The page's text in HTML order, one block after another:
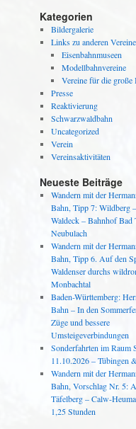
Kategorien
Bildergalerie
Links zu anderen
Eisenbahnmuseen
Modellbahnvereine
Vereine für die große
Presse
Reaktivierung
Schwarzwaldbahn
Uncategorized
Verein
Vereinsaktivitäten
Neueste Beiträge
Wandern mit der
Bahn, Tipp 7: Wildberg
Waldeck – Bahnhof Bad
Neubulach
Wandern mit der
Bahn, Tipp 6. Auf den
Waldenser durchs
Monbachtal
Baden-Württemberg:
Bahn – In den
Züge und bessere
Umsteigeverbindungen
Sonderfahrten im Raum
11.10.2026 – Tübingen
Wandern mit der
Bahn, Vorschlag Nr. 5:
Täfelberg – Calw-
1,25 Stunden